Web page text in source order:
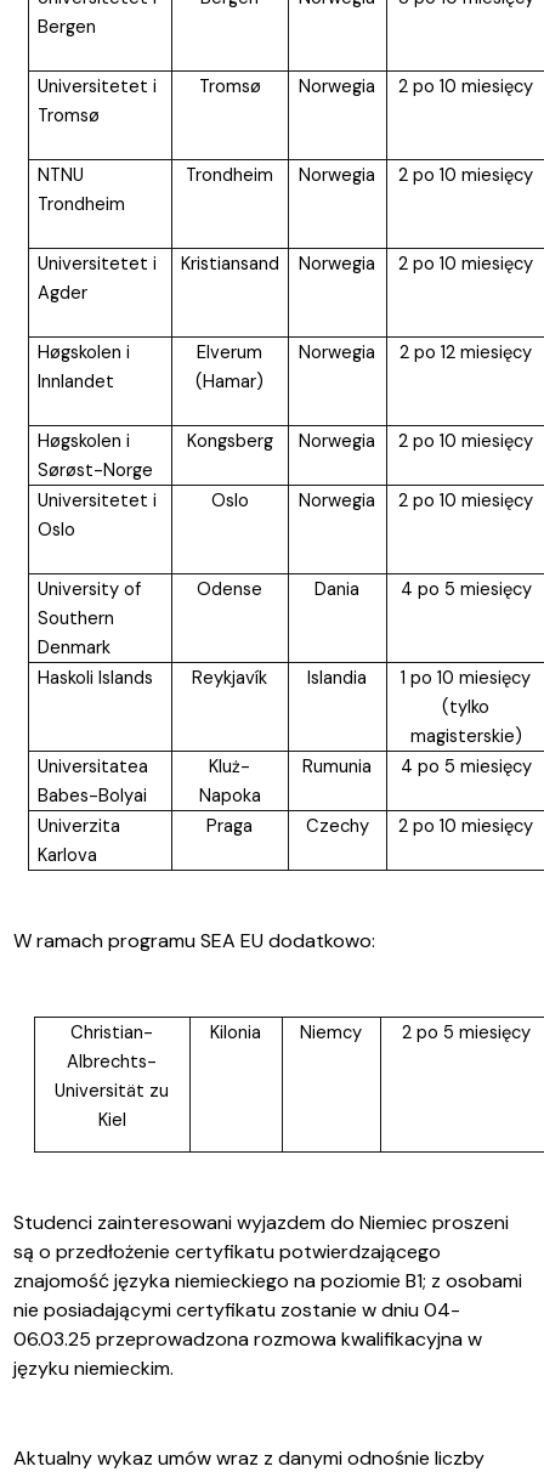
Bergen
Universitetet i
Tromsø
Tromsø Norwegia 2 po 10 miesięcy
NTNU
Trondheim
Trondheim Norwegia 2 po 10 miesięcy
Universitetet i
Agder
Kristiansand Norwegia 2 po 10 miesięcy
Høgskolen i
Innlandet
Elverum
(Hamar)
Norwegia 2 po 12 miesięcy
Høgskolen i
Sørøst-Norge
Kongsberg Norwegia 2 po 10 miesięcy
Universitetet i
Oslo
Oslo Norwegia 2 po 10 miesięcy
University of
Southern
Denmark
Odense Dania 4 po 5 miesięcy
Haskoli Islands Reykjavík Islandia
1 po 10 miesięcy
(tylko
magisterskie)
Universitatea
Babes-Bolyai
Kluż-
Napoka
Rumunia 4 po 5 miesięcy
Univerzita
Karlova
Praga Czechy 2 po 10 miesięcy
W ramach programu SEA EU dodatkowo:
Christian-
Albrechts-
Universität zu
Kiel
Kilonia Niemcy 2 po 5 miesięcy
Studenci zainteresowani wyjazdem do Niemiec proszeni
są o przedłożenie certyfikatu potwierdzającego
znajomość języka niemieckiego na poziomie B1; z osobami
nie posiadającymi certyfikatu zostanie w dniu 04-
06.03.25 przeprowadzona rozmowa kwalifikacyjna w
języku niemieckim.
Aktualny wykaz umów wraz z danymi odnośnie liczby